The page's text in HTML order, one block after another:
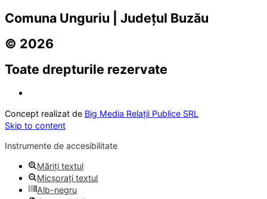
Comuna Unguriu | Județul Buzău
© 2026
Toate drepturile rezervate
Concept realizat de Big Media Relații Publice SRL
Skip to content
Instrumente de accesibilitate
Măriți textul
Micșorați textul
Alb-negru